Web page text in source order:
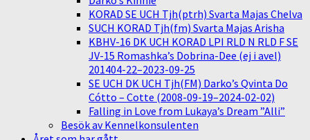
KORAD SE UCH Tjh(ptrh) Svarta Majas Chelva
SUCH KORAD Tjh(fm) Svarta Majas Arisha
KBHV-16 DK UCH KORAD LPI RLD N RLD F SE
JV-15 Romashka’s Dobrina-Dee (ej i avel)
201404-22–2023-09-25
SE UCH DK UCH Tjh(FM) Darko’s Qvinta Do
Cótto – Cotte (2008-09-19–2024-02-02)
Falling in Love from Lukaya’s Dream ”Alli”
Besök av Kennelkonsulenten